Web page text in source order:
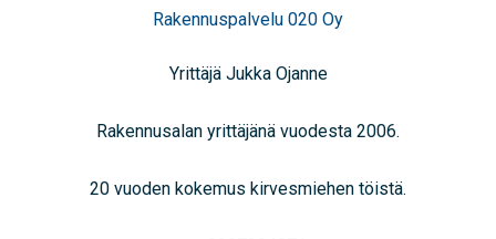
Rakennuspalvelu 020 Oy
Yrittäjä Jukka Ojanne
Rakennusalan yrittäjänä vuodesta 2006.
20 vuoden kokemus kirvesmiehen töistä.